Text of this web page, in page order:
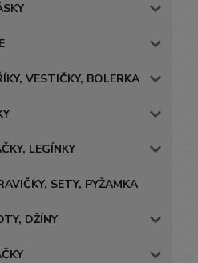
VESTIČKY, BOLERKA
LEGÍNKY
SETY, PYŽAMKA
DŽÍNY